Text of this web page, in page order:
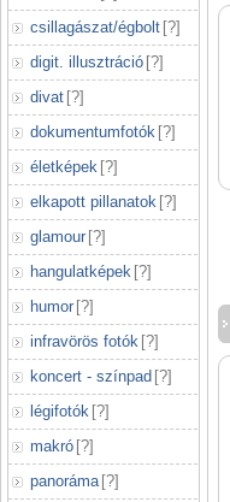
csillagászat/égbolt [?]
digit. illusztráció [?]
divat [?]
dokumentumfotók [?]
életképek [?]
elkapott pillanatok [?]
glamour [?]
hangulatképek [?]
humor [?]
infravörös fotók [?]
koncert - színpad [?]
légifotók [?]
makró [?]
panoráma [?]